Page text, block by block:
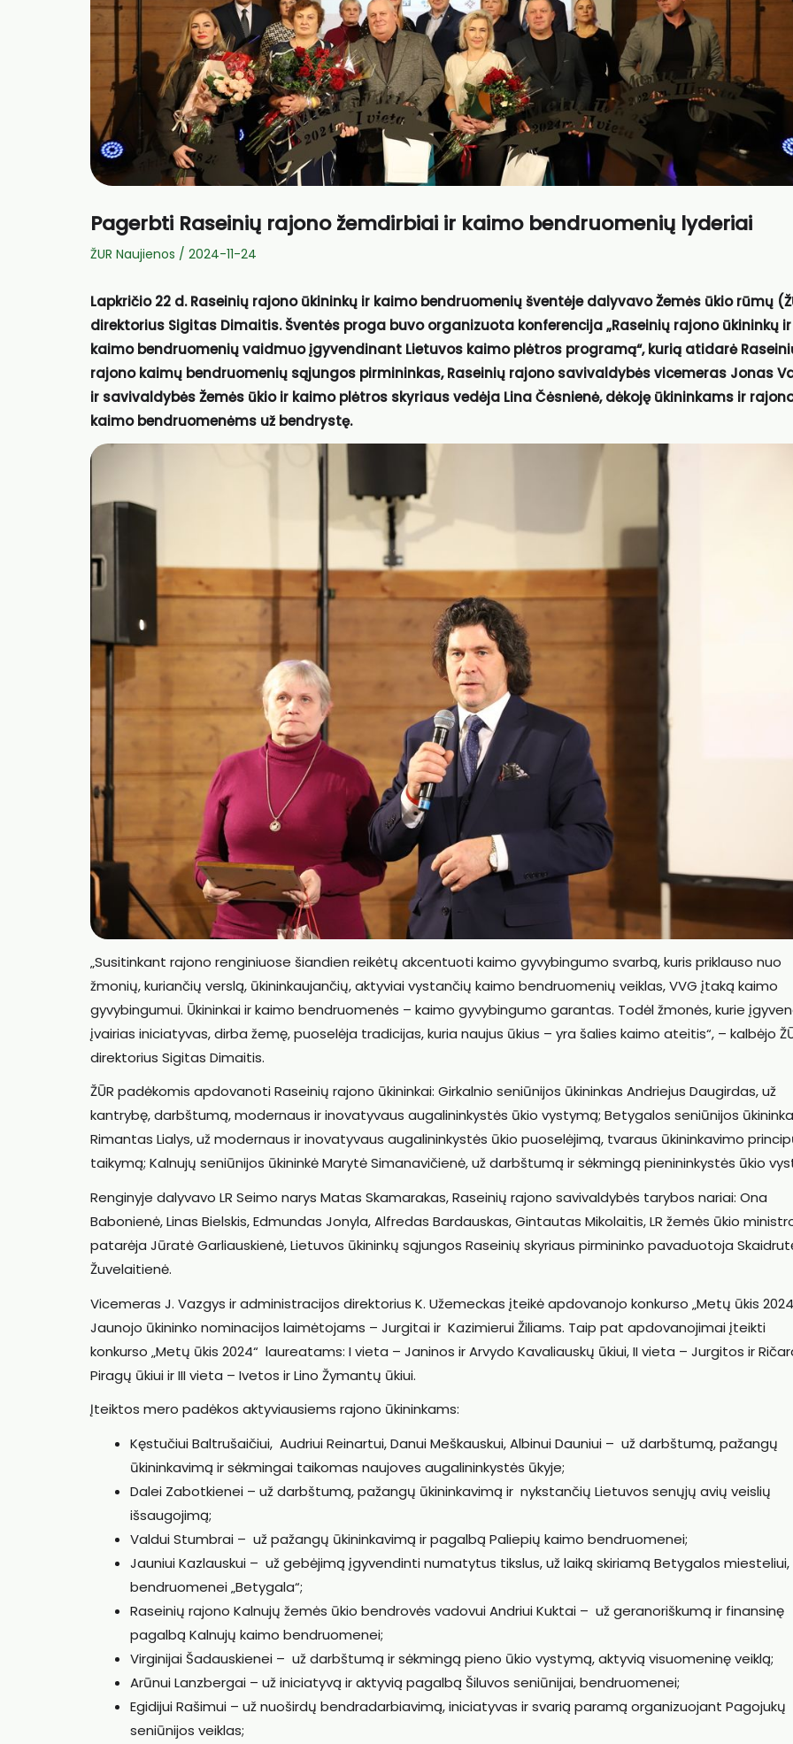
Pagerbti Raseinių rajono žemdirbiai ir kaimo bendruomenių lyderiai
ŽUR Naujienos / 2024-11-24
Lapkričio 22 d. Raseinių rajono ūkininkų ir kaimo bendruomenių šventėje dalyvavo Žemės ūkio rūmų
direktorius Sigitas Dimaitis. Šventės proga buvo organizuota konferencija „Raseinių rajono ūkininkų ir
kaimo bendruomenių vaidmuo įgyvendinant Lietuvos kaimo plėtros programą“, kurią atidarė
rajono kaimų bendruomenių sąjungos pirmininkas, Raseinių rajono savivaldybės vicemeras Jonas
ir savivaldybės Žemės ūkio ir kaimo plėtros skyriaus vedėja Lina Čėsnienė, dėkoję ūkininkams ir
kaimo bendruomenėms už bendrystę.
„Susitinkant rajono renginiuose šiandien reikėtų akcentuoti kaimo gyvybingumo svarbą, kuris priklauso nuo
žmonių, kuriančių verslą, ūkininkaujančių, aktyviai vystančių kaimo bendruomenių veiklas, VVG įtaką kaimo
gyvybingumui. Ūkininkai ir kaimo bendruomenės – kaimo gyvybingumo garantas. Todėl žmonės, kurie
įvairias iniciatyvas, dirba žemę, puoselėja tradicijas, kuria naujus ūkius – yra šalies kaimo ateitis“, – kalbėjo
direktorius Sigitas Dimaitis.
ŽŪR padėkomis apdovanoti Raseinių rajono ūkininkai: Girkalnio seniūnijos ūkininkas Andriejus Daugirdas, už
kantrybę, darbštumą, modernaus ir inovatyvaus augalininkystės ūkio vystymą; Betygalos seniūnijos
Rimantas Lialys, už modernaus ir inovatyvaus augalininkystės ūkio puoselėjimą, tvaraus ūkininkavimo
taikymą; Kalnujų seniūnijos ūkininkė Marytė Simanavičienė, už darbštumą ir sėkmingą pienininkystės ūkio
Renginyje dalyvavo LR Seimo narys Matas Skamarakas, Raseinių rajono savivaldybės tarybos nariai: Ona
Babonienė, Linas Bielskis, Edmundas Jonyla, Alfredas Bardauskas, Gintautas Mikolaitis, LR žemės ūkio
patarėja Jūratė Garliauskienė, Lietuvos ūkininkų sąjungos Raseinių skyriaus pirmininko pavaduotoja
Žuvelaitienė.
Vicemeras J. Vazgys ir administracijos direktorius K. Užemeckas įteikė apdovanojo konkurso „Metų ūkis
Jaunojo ūkininko nominacijos laimėtojams – Jurgitai ir Kazimierui Žiliams. Taip pat apdovanojimai įteikti
konkurso „Metų ūkis 2024“ laureatams: I vieta – Janinos ir Arvydo Kavaliauskų ūkiui, II vieta – Jurgitos ir
Piragų ūkiui ir III vieta – Ivetos ir Lino Žymantų ūkiui.
Įteiktos mero padėkos aktyviausiems rajono ūkininkams:
Kęstučiui Baltrušaičiui, Audriui Reinartui, Danui Meškauskui, Albinui Dauniui – už darbštumą, pažangų
ūkininkavimą ir sėkmingai taikomas naujoves augalininkystės ūkyje;
Dalei Zabotkienei – už darbštumą, pažangų ūkininkavimą ir nykstančių Lietuvos senųjų avių veislių
išsaugojimą;
Valdui Stumbrai – už pažangų ūkininkavimą ir pagalbą Paliepių kaimo bendruomenei;
Jauniui Kazlauskui – už gebėjimą įgyvendinti numatytus tikslus, už laiką skiriamą Betygalos
bendruomenei „Betygala“;
Raseinių rajono Kalnujų žemės ūkio bendrovės vadovui Andriui Kuktai – už geranoriškumą ir finansinę
pagalbą Kalnujų kaimo bendruomenei;
Virginijai Šadauskienei – už darbštumą ir sėkmingą pieno ūkio vystymą, aktyvią visuomeninę veiklą;
Arūnui Lanzbergai – už iniciatyvą ir aktyvią pagalbą Šiluvos seniūnijai, bendruomenei;
Egidijui Rašimui – už nuoširdų bendradarbiavimą, iniciatyvas ir svarią paramą organizuojant Pagojukų
seniūnijos veiklas;